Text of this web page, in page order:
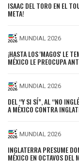
ISAAC DEL TORO EN EL
META!
MUNDIAL 2026
¡HASTA LOS 'MAGOS' LE
MÉXICO LE PREOCUPA
MUNDIAL 2026
DEL “Y SI SÍ”, AL “NO
A MÉXICO CONTRA
MUNDIAL 2026
INGLATERRA PRESUME
MÉXICO EN OCTAVOS